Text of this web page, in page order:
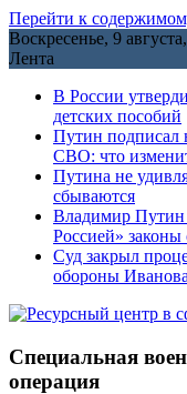
Перейти к
Воскресенье, 9
Лента
В России
детских пособий
Путин подписал
СВО: что
Путина не
сбываются
Владимир Путин
Россией» законы
Cуд закрыл
обороны Иванова
Специальная
операция